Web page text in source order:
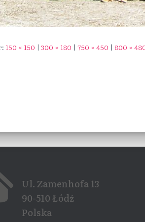
150 × 150 | 300 × 180 | 750 × 450 | 800 ×
Ul. Zamenhofa 13
90-510 Łódź
Polska